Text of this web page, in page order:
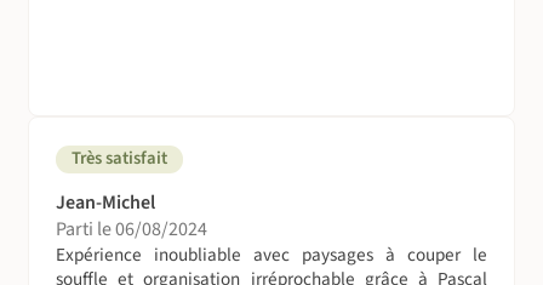
confitures locales, fruits de saison, jus de fruits et
boissons chaudes (et parfois d'oeufs, de
yaourts) est servi dans les gîtes et à l'hôtel.
Déjeuners :
Très satisfait
Jean-Michel
Parti le 06/08/2024
Expérience inoubliable avec paysages à couper le
souffle et organisation irréprochable grâce à Pascal